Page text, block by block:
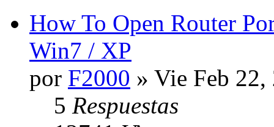
How To Open Router
Win7 / XP
por F2000 » Vie Feb
5 Respuestas